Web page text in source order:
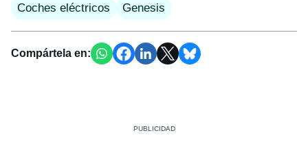
Coches eléctricos Genesis
Compártela en: